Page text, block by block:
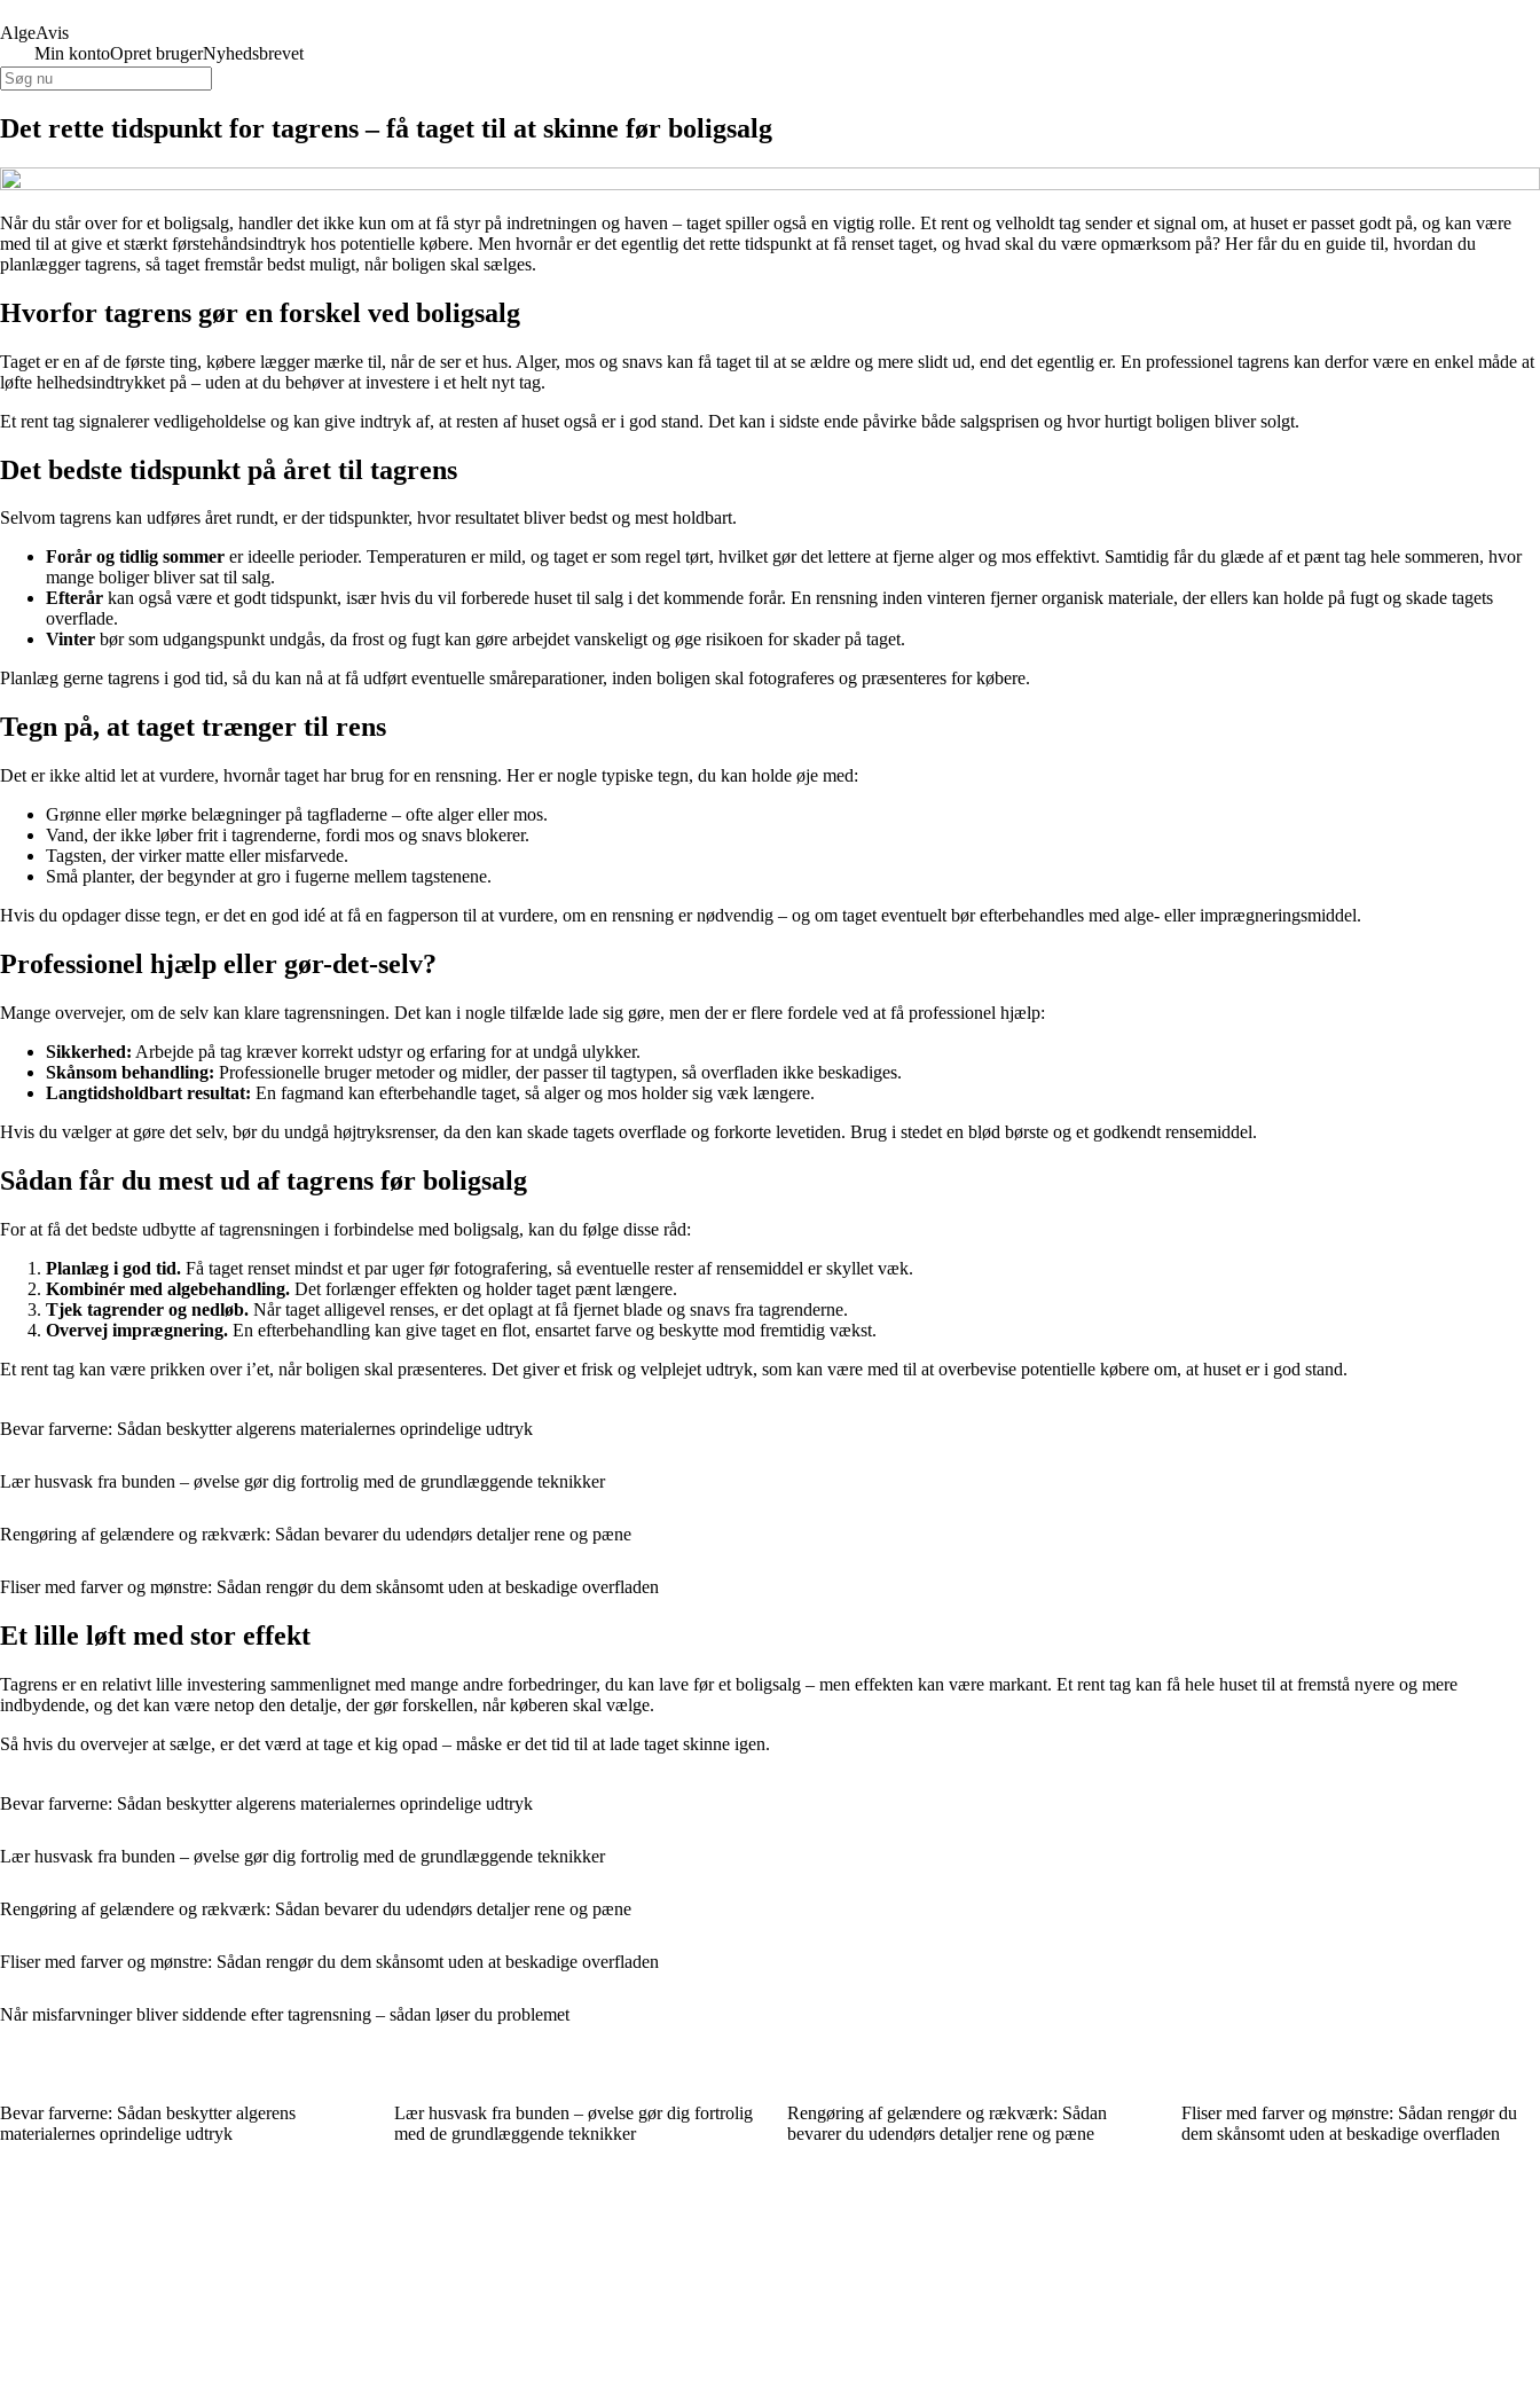
AlgeAvis
Min kontoOpret brugerNyhedsbrevet
Det rette tidspunkt for tagrens – få taget til at skinne før boligsalg
Når du står over for et boligsalg, handler det ikke kun om at få styr på indretningen og haven – taget spiller også en vigtig rolle. Et rent og velholdt tag sender et signal om, at huset er passet godt på, og kan være
med til at give et stærkt førstehåndsindtryk hos potentielle købere. Men hvornår er det egentlig det rette tidspunkt at få renset taget, og hvad skal du være opmærksom på? Her får du en guide til, hvordan du
planlægger tagrens, så taget fremstår bedst muligt, når boligen skal sælges.
Hvorfor tagrens gør en forskel ved boligsalg
Taget er en af de første ting, købere lægger mærke til, når de ser et hus. Alger, mos og snavs kan få taget til at se ældre og mere slidt ud, end det egentlig er. En professionel tagrens kan derfor være en enkel måde at
løfte helhedsindtrykket på – uden at du behøver at investere i et helt nyt tag.
Et rent tag signalerer vedligeholdelse og kan give indtryk af, at resten af huset også er i god stand. Det kan i sidste ende påvirke både salgsprisen og hvor hurtigt boligen bliver solgt.
Det bedste tidspunkt på året til tagrens
Selvom tagrens kan udføres året rundt, er der tidspunkter, hvor resultatet bliver bedst og mest holdbart.
Forår og tidlig sommer er ideelle perioder. Temperaturen er mild, og taget er som regel tørt, hvilket gør det lettere at fjerne alger og mos effektivt. Samtidig får du glæde af et pænt tag hele sommeren, hvor
mange boliger bliver sat til salg.
Efterår kan også være et godt tidspunkt, især hvis du vil forberede huset til salg i det kommende forår. En rensning inden vinteren fjerner organisk materiale, der ellers kan holde på fugt og skade tagets
overflade.
Vinter bør som udgangspunkt undgås, da frost og fugt kan gøre arbejdet vanskeligt og øge risikoen for skader på taget.
Planlæg gerne tagrens i god tid, så du kan nå at få udført eventuelle småreparationer, inden boligen skal fotograferes og præsenteres for købere.
Tegn på, at taget trænger til rens
Det er ikke altid let at vurdere, hvornår taget har brug for en rensning. Her er nogle typiske tegn, du kan holde øje med:
Grønne eller mørke belægninger på tagfladerne – ofte alger eller mos.
Vand, der ikke løber frit i tagrenderne, fordi mos og snavs blokerer.
Tagsten, der virker matte eller misfarvede.
Små planter, der begynder at gro i fugerne mellem tagstenene.
Hvis du opdager disse tegn, er det en god idé at få en fagperson til at vurdere, om en rensning er nødvendig – og om taget eventuelt bør efterbehandles med alge- eller imprægneringsmiddel.
Professionel hjælp eller gør-det-selv?
Mange overvejer, om de selv kan klare tagrensningen. Det kan i nogle tilfælde lade sig gøre, men der er flere fordele ved at få professionel hjælp:
Sikkerhed: Arbejde på tag kræver korrekt udstyr og erfaring for at undgå ulykker.
Skånsom behandling: Professionelle bruger metoder og midler, der passer til tagtypen, så overfladen ikke beskadiges.
Langtidsholdbart resultat: En fagmand kan efterbehandle taget, så alger og mos holder sig væk længere.
Hvis du vælger at gøre det selv, bør du undgå højtryksrenser, da den kan skade tagets overflade og forkorte levetiden. Brug i stedet en blød børste og et godkendt rensemiddel.
Sådan får du mest ud af tagrens før boligsalg
For at få det bedste udbytte af tagrensningen i forbindelse med boligsalg, kan du følge disse råd:
Planlæg i god tid. Få taget renset mindst et par uger før fotografering, så eventuelle rester af rensemiddel er skyllet væk.
Kombinér med algebehandling. Det forlænger effekten og holder taget pænt længere.
Tjek tagrender og nedløb. Når taget alligevel renses, er det oplagt at få fjernet blade og snavs fra tagrenderne.
Overvej imprægnering. En efterbehandling kan give taget en flot, ensartet farve og beskytte mod fremtidig vækst.
Et rent tag kan være prikken over i’et, når boligen skal præsenteres. Det giver et frisk og velplejet udtryk, som kan være med til at overbevise potentielle købere om, at huset er i god stand.
Bevar farverne: Sådan beskytter algerens materialernes oprindelige udtryk
Lær husvask fra bunden – øvelse gør dig fortrolig med de grundlæggende teknikker
Rengøring af gelændere og rækværk: Sådan bevarer du udendørs detaljer rene og pæne
Fliser med farver og mønstre: Sådan rengør du dem skånsomt uden at beskadige overfladen
Et lille løft med stor effekt
Tagrens er en relativt lille investering sammenlignet med mange andre forbedringer, du kan lave før et boligsalg – men effekten kan være markant. Et rent tag kan få hele huset til at fremstå nyere og mere
indbydende, og det kan være netop den detalje, der gør forskellen, når køberen skal vælge.
Så hvis du overvejer at sælge, er det værd at tage et kig opad – måske er det tid til at lade taget skinne igen.
Bevar farverne: Sådan beskytter algerens materialernes oprindelige udtryk
Lær husvask fra bunden – øvelse gør dig fortrolig med de grundlæggende teknikker
Rengøring af gelændere og rækværk: Sådan bevarer du udendørs detaljer rene og pæne
Fliser med farver og mønstre: Sådan rengør du dem skånsomt uden at beskadige overfladen
Når misfarvninger bliver siddende efter tagrensning – sådan løser du problemet
Bevar farverne: Sådan beskytter algerens
materialernes oprindelige udtryk
Lær husvask fra bunden – øvelse gør dig fortrolig
med de grundlæggende teknikker
Rengøring af gelændere og rækværk: Sådan
bevarer du udendørs detaljer rene og pæne
Fliser med farver og mønstre: Sådan rengør du
dem skånsomt uden at beskadige overfladen